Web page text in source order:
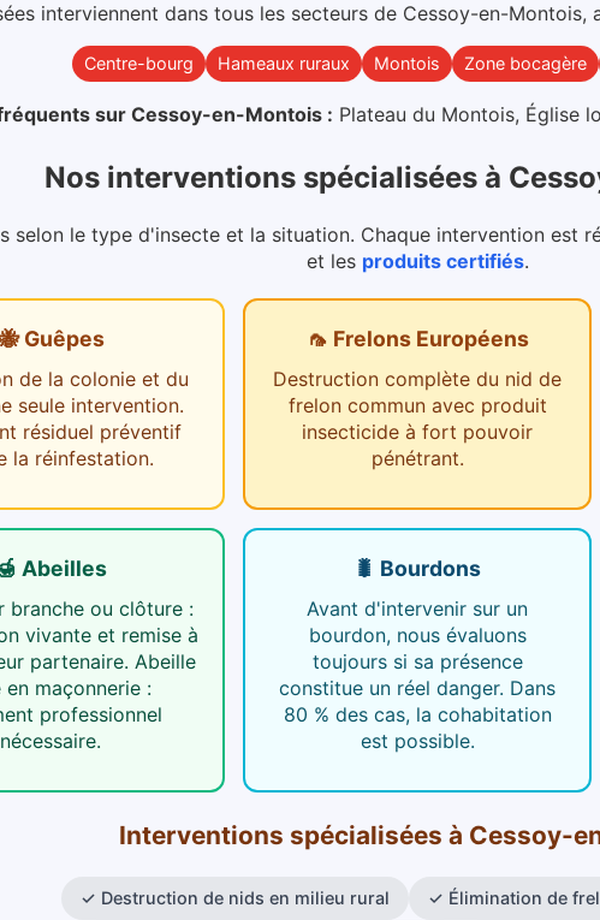
interviennent dans tous les secteurs de Cessoy-en-Montois,
Centre-bourg Hameaux ruraux Montois Zone bocagère
sur Cessoy-en-Montois : Plateau du Montois, Église
Nos interventions spécialisées à
selon le type d'insecte et la situation. Chaque intervention est
et les produits certifiés.
Guêpes
de la colonie et du
seule intervention.
résiduel préventif
la réinfestation.
🦟 Frelons Européens
Destruction complète du nid de
frelon commun avec produit
insecticide à fort pouvoir
pénétrant.
Abeilles
branche ou clôture :
vivante et remise à
partenaire. Abeille
en maçonnerie :
professionnel
nécessaire.
🐛 Bourdons
Avant d'intervenir sur un
bourdon, nous évaluons
toujours si sa présence
constitue un réel danger. Dans
80 % des cas, la cohabitation
est possible.
Interventions spécialisées à Cessoy-
✓ Destruction de nids en milieu rural ✓ Élimination de